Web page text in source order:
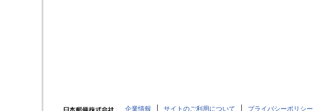
企業情報 サイトのご利用について プライバシーポリシー